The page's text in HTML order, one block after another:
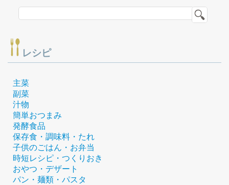
レシピ
主菜
副菜
汁物
簡単おつまみ
発酵食品
保存食・調味料・たれ
子供のごはん・お弁当
時短レシピ・つくりおき
おやつ・デザート
パン・麺類・パスタ